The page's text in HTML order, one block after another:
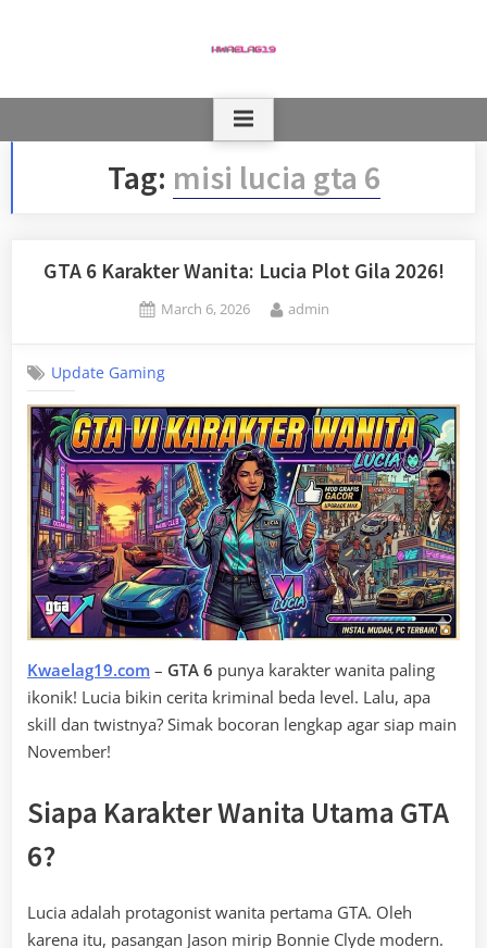
Tag: misi lucia gta 6
GTA 6 Karakter Wanita: Lucia Plot Gila 2026!
Posted
March 6, 2026 By
admin
Update Gaming
Kwaelag19.com – GTA 6 punya karakter wanita paling
ikonik! Lucia bikin cerita kriminal beda level. Lalu, apa
skill dan twistnya? Simak bocoran lengkap agar siap main
November!
Siapa Karakter Wanita Utama GTA
6?
Lucia adalah protagonist wanita pertama GTA. Oleh
karena itu, pasangan Jason mirip Bonnie Clyde modern.